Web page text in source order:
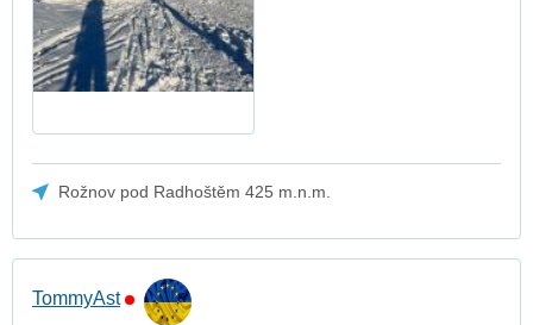
Rožnov pod Radhoštěm 425 m.n.m.
TommyAst